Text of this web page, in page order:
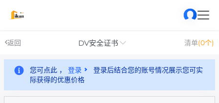
返回 DV安全证书 清单(0个)
您可点此 ， 登录
登录后结合您的账号情况展示您可实
际获得的优惠价格